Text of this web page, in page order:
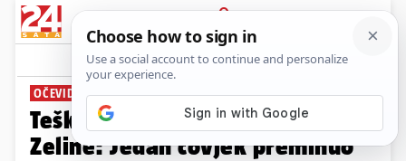
PRIJAVA
News Komentari
OČEVID U TIJEKU
Teška nesreća kod Svetog Ivana
Zeline: Jedan čovjek preminuo